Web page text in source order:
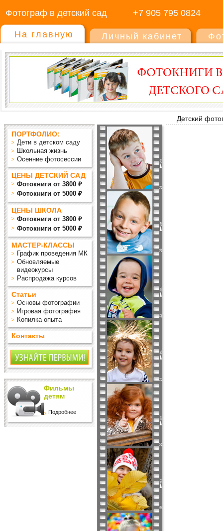
Фотограф в детский сад +7 905 795 0824
На главную Личный кабинет
Детский
ПОРТФОЛИО:
Дети в детском саду
Школьная жизнь
Осенние фотосессии
ЦЕНЫ ДЕТСКИЙ САД
Фотокниги от 3800 ₽
Фотокниги от 5000 ₽
ЦЕНЫ ШКОЛА
Фотокниги от 3800 ₽
Фотокниги от 5000 ₽
МАСТЕР-КЛАССЫ
График проведения МК
Обновляемые
видеокурсы
Распродажа курсов
Статьи
Основы фотографии
Игровая фотография
Копилка опыта
Контакты
Фильмы
детям
Подробнее